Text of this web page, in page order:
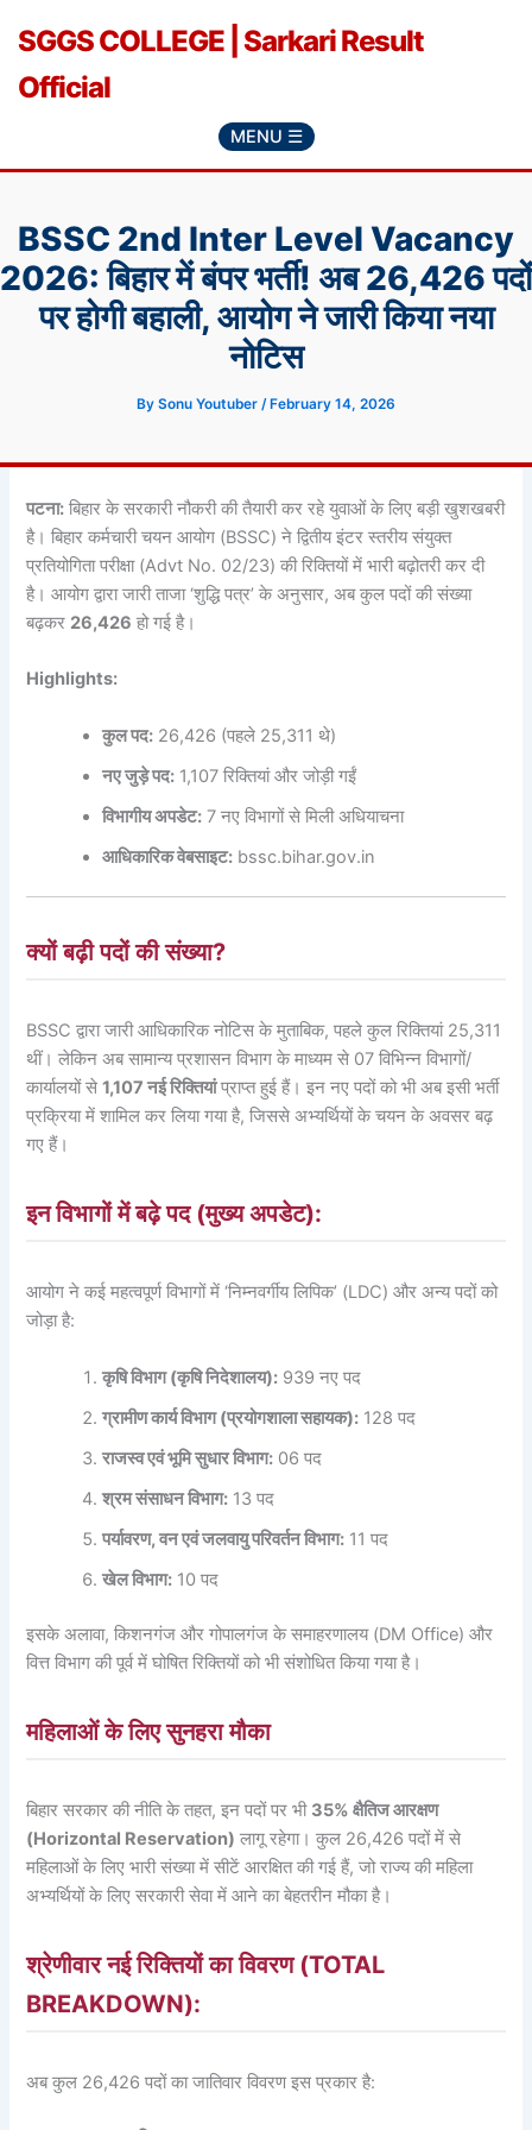
SGGS COLLEGE | Sarkari Result
Official
MENU ☰
content
BSSC 2nd Inter Level Vacancy
2026: बिहार में बंपर भर्ती! अब 26,426 पदों
पर होगी बहाली, आयोग ने जारी किया नया
नोटिस
By Sonu Youtuber / February 14, 2026
पटना: बिहार के सरकारी नौकरी की तैयारी कर रहे युवाओं के लिए बड़ी खुशखबरी
है। बिहार कर्मचारी चयन आयोग (BSSC) ने द्वितीय इंटर स्तरीय संयुक्त
प्रतियोगिता परीक्षा (Advt No. 02/23) की रिक्तियों में भारी बढ़ोतरी कर दी
है। आयोग द्वारा जारी ताजा ‘शुद्धि पत्र’ के अनुसार, अब कुल पदों की संख्या
बढ़कर 26,426 हो गई है।
Highlights:
कुल पद: 26,426 (पहले 25,311 थे)
नए जुड़े पद: 1,107 रिक्तियां और जोड़ी गईं
विभागीय अपडेट: 7 नए विभागों से मिली अधियाचना
आधिकारिक वेबसाइट: bssc.bihar.gov.in
क्यों बढ़ी पदों की संख्या?
BSSC द्वारा जारी आधिकारिक नोटिस के मुताबिक, पहले कुल रिक्तियां 25,311
थीं। लेकिन अब सामान्य प्रशासन विभाग के माध्यम से 07 विभिन्न विभागों/
कार्यालयों से1,107 नई रिक्तियांप्राप्त हुई हैं। इन नए पदों को भी अब इसी भर्ती
प्रक्रिया में शामिल कर लिया गया है, जिससे अभ्यर्थियों के चयन के अवसर बढ़
गए हैं।
इन विभागों में बढ़े पद (मुख्य अपडेट):
आयोग ने कई महत्वपूर्ण विभागों में ‘निम्नवर्गीय लिपिक’ (LDC) और अन्य पदों को
जोड़ा है:
कृषि विभाग (कृषि निदेशालय): 939 नए पद
ग्रामीण कार्य विभाग (प्रयोगशाला सहायक): 128 पद
राजस्व एवं भूमि सुधार विभाग: 06 पद
श्रम संसाधन विभाग: 13 पद
पर्यावरण, वन एवं जलवायु परिवर्तन विभाग: 11 पद
खेल विभाग: 10 पद
इसके अलावा, किशनगंज और गोपालगंज के समाहरणालय (DM Office) और
वित्त विभाग की पूर्व में घोषित रिक्तियों को भी संशोधित किया गया है।
महिलाओं के लिए सुनहरा मौका
बिहार सरकार की नीति के तहत, इन पदों पर भी 35% क्षैतिज आरक्षण
(Horizontal Reservation) लागू रहेगा। कुल 26,426 पदों में से
महिलाओं के लिए भारी संख्या में सीटें आरक्षित की गई हैं, जो राज्य की महिला
अभ्यर्थियों के लिए सरकारी सेवा में आने का बेहतरीन मौका है।
श्रेणीवार नई रिक्तियों का विवरण (TOTAL
BREAKDOWN):
अब कुल 26,426 पदों का जातिवार विवरण इस प्रकार है: